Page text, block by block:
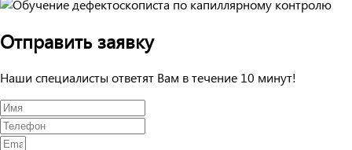
Отправить заявку
Наши специалисты ответят Вам в течение 10 минут!